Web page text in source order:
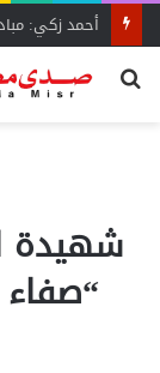
أحمد زكي:
بحث
شهيدة